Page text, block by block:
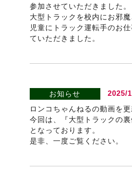
参加させていただきました。
大型トラックを校内にお邪
児童にトラック運転手のお
ていただきました。
お知らせ
2025/
ロンコちゃんねるの動画を更
今回は、『大型トラックの
となっております。
是非、一度ご覧ください。